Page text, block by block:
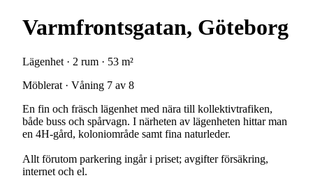
Varmfrontsgatan, Göteborg
Lägenhet · 2 rum · 53 m²
Möblerat · Våning 7 av 8
En fin och fräsch lägenhet med nära till kollektivtrafiken,
både buss och spårvagn. I närheten av lägenheten hittar man
en 4H-gård, koloniområde samt fina naturleder.
Allt förutom parkering ingår i priset; avgifter försäkring,
internet och el.